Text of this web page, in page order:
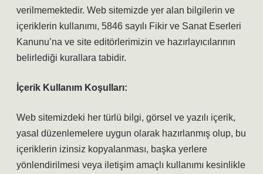
verilmemektedir. Web sitemizde yer alan bilgilerin ve
içeriklerin kullanımı, 5846 sayılı Fikir ve Sanat Eserleri
Kanunu’na ve site editörlerimizin ve hazırlayıcılarının
belirlediği kurallara tabidir.
İçerik Kullanım Koşulları:
Web sitemizdeki her türlü bilgi, görsel ve yazılı içerik,
yasal düzenlemelere uygun olarak hazırlanmış olup, bu
içeriklerin izinsiz kopyalanması, başka yerlere
yönlendirilmesi veya iletişim amaçlı kullanımı kesinlikle